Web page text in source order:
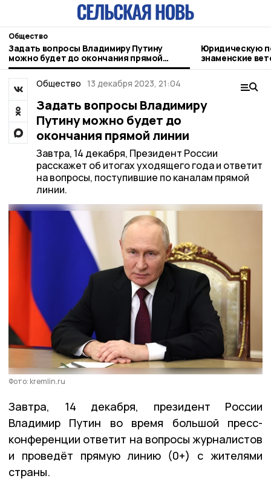
Общество
Задать вопросы Владимиру Путину
можно будет до окончания прямой
линии
Юридическую
знаменские
Общество 13 декабря 2023, 21:04
Задать вопросы Владимиру
Путину можно будет до
окончания прямой линии
Завтра, 14 декабря, Президент России
расскажет об итогах уходящего года и ответит
на вопросы, поступившие по каналам прямой
линии.
Фото: kremlin.ru
Завтра, 14 декабря, президент России
Владимир Путин во время большой пресс-
конференции ответит на вопросы журналистов
и проведёт прямую линию (0+) с жителями
страны.